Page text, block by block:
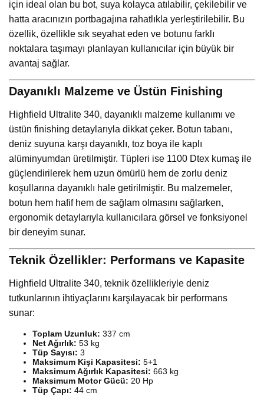
için ideal olan bu bot, suya kolayca atılabilir, çekilebilir ve
hatta aracınızın portbagajına rahatlıkla yerleştirilebilir. Bu
özellik, özellikle sık seyahat eden ve botunu farklı
noktalara taşımayı planlayan kullanıcılar için büyük bir
avantaj sağlar.
Dayanıklı Malzeme ve Üstün Finishing
Highfield Ultralite 340, dayanıklı malzeme kullanımı ve
üstün finishing detaylarıyla dikkat çeker. Botun tabanı,
deniz suyuna karşı dayanıklı, toz boya ile kaplı
alüminyumdan üretilmiştir. Tüpleri ise 1100 Dtex kumaş ile
güçlendirilerek hem uzun ömürlü hem de zorlu deniz
koşullarına dayanıklı hale getirilmiştir. Bu malzemeler,
botun hem hafif hem de sağlam olmasını sağlarken,
ergonomik detaylarıyla kullanıcılara görsel ve fonksiyonel
bir deneyim sunar.
Teknik Özellikler: Performans ve Kapasite
Highfield Ultralite 340, teknik özellikleriyle deniz
tutkunlarının ihtiyaçlarını karşılayacak bir performans
sunar:
Toplam Uzunluk: 337 cm
Net Ağırlık: 53 kg
Tüp Sayısı: 3
Maksimum Kişi Kapasitesi: 5+1
Maksimum Ağırlık Kapasitesi: 663 kg
Maksimum Motor Gücü: 20 Hp
Tüp Çapı: 44 cm